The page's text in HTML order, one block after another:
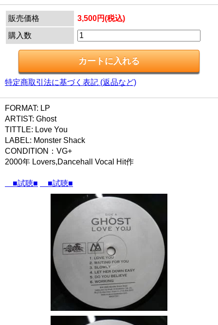
販売価格 3,500円(税込)
購入数
特定商取引法に基づく表記 (返品など)
FORMAT: LP
ARTIST: Ghost
TITTLE: Love You
LABEL: Monster Shack
CONDITION：VG+
2000年 Lovers,Dancehall Vocal Hit作
■試聴■ ■試聴■